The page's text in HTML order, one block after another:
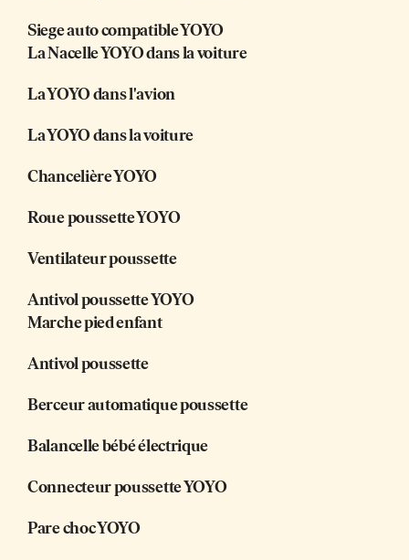
Siege auto compatible YOYO
La Nacelle YOYO dans la voiture
La YOYO dans l'avion
La YOYO dans la voiture
Chancelière YOYO
Roue poussette YOYO
Ventilateur poussette
Antivol poussette YOYO
Marche pied enfant
Antivol poussette
Berceur automatique poussette
Balancelle bébé électrique
Connecteur poussette YOYO
Pare choc YOYO